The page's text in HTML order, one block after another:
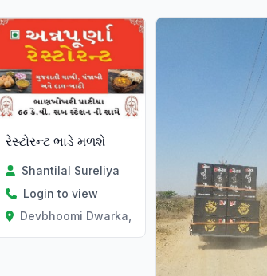
રેસ્ટોરન્ટ ભાડે મળશે
Shantilal Sureliya
Login to view
Devbhoomi Dwarka, Gujarat